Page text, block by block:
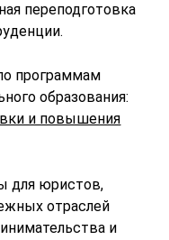
переподготовка
программам
образования:
и повышения
для юристов,
отраслей
и